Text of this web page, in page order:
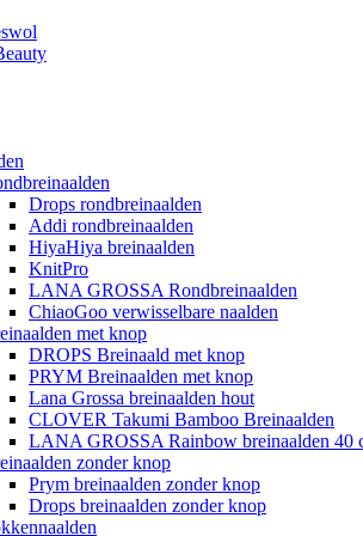
Drops rondbreinaalden
Addi rondbreinaalden
HiyaHiya breinaalden
KnitPro
LANA GROSSA Rondbreinaalden
ChiaoGoo verwisselbare naalden
met knop
DROPS Breinaald met knop
PRYM Breinaalden met knop
Lana Grossa breinaalden hout
CLOVER Takumi Bamboo Breinaalden
LANA GROSSA Rainbow breinaalden 40
zonder knop
Prym breinaalden zonder knop
Drops breinaalden zonder knop